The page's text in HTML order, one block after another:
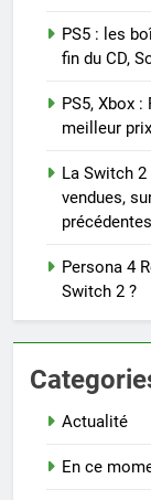
PS5 : les
fin du CD,
PS5, Xbox :
meilleur
La Switch
vendues,
précédentes
Persona 4
Switch 2 ?
Actualité
En ce